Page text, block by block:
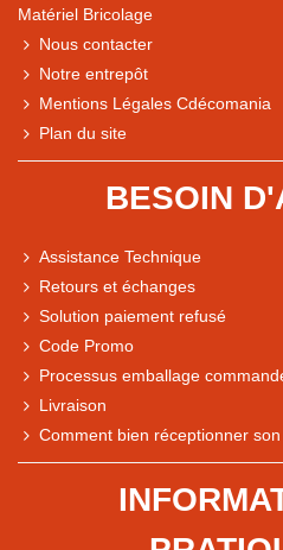
Comparaison des
Matériel Bricolage
Nous contacter
Notre entrepôt
Mentions Légales Cdécomania
Plan du site
BESOIN
Assistance Technique
Retours et échanges
Solution paiement refusé
Code Promo
Processus emballage
Livraison
Comment bien réceptionner